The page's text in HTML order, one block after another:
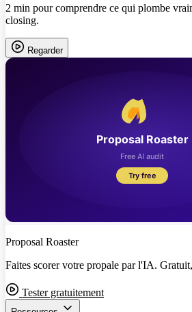
2 min pour comprendre ce qui plombe
closing.
Regarder
Proposal Roaster
Faites scorer votre propale par l'IA.
Tester gratuitement